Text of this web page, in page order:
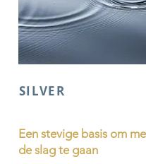
SILVER
Een stevige basis om
de slag te gaan